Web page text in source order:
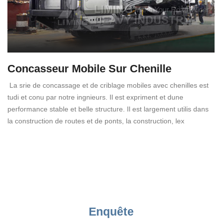
Concasseur Mobile Sur Chenille
La srie de concassage et de criblage mobiles avec chenilles est
tudi et conu par notre ingnieurs. Il est expriment et dune
performance stable et belle structure. Il est largement utilis dans
la construction de routes et de ponts, la construction, lex
Enquête